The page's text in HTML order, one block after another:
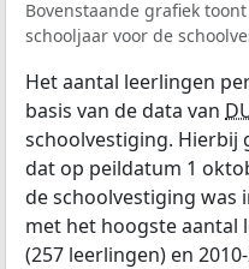
Bovenstaande grafiek
schooljaar voor de
Het aantal leerlingen
basis van de data van
schoolvestiging. Hierbij
dat op peildatum 1
de schoolvestiging was
met het hoogste aantal
(257 leerlingen) en